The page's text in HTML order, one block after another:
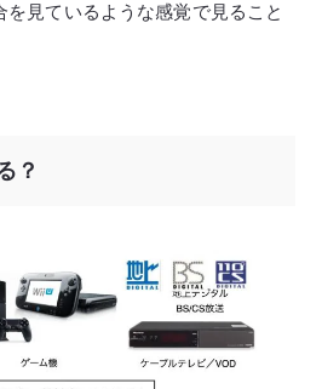
見ているような感覚で見ること
？